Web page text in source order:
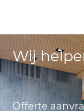
Wij
Offerte